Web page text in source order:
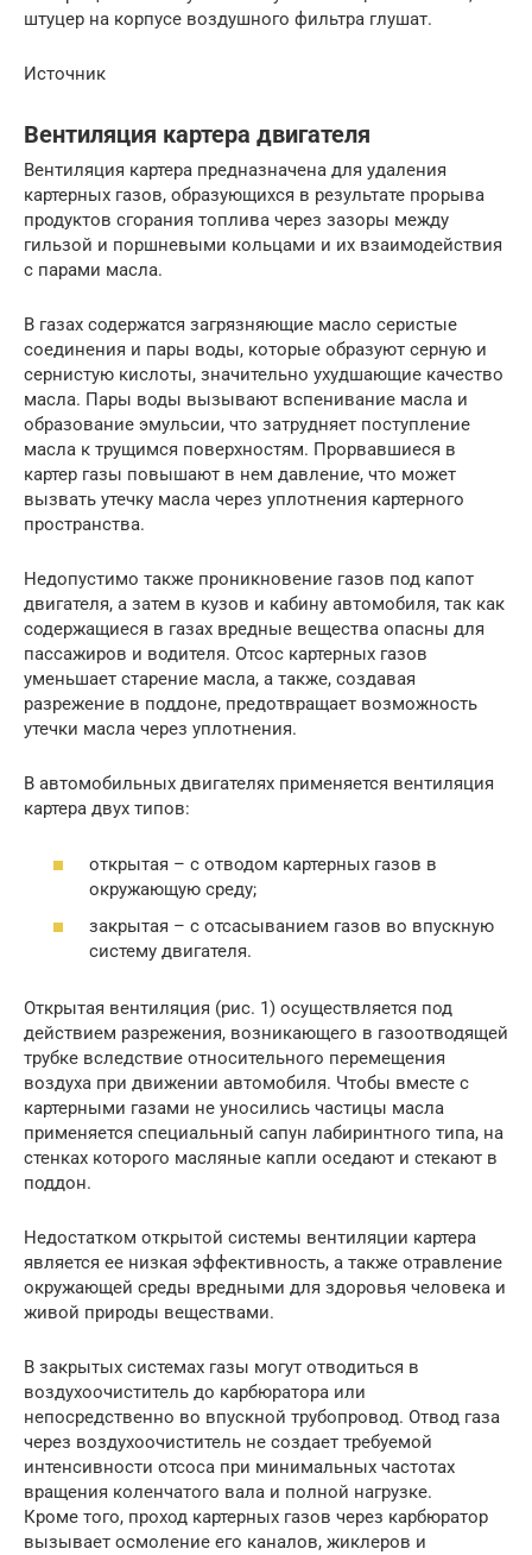
штуцер на корпусе воздушного фильтра глушат.
Источник
Вентиляция картера двигателя
Вентиляция картера предназначена для удаления
картерных газов, образующихся в результате прорыва
продуктов сгорания топлива через зазоры между
гильзой и поршневыми кольцами и их взаимодействия
с парами масла.
В газах содержатся загрязняющие масло серистые
соединения и пары воды, которые образуют серную и
сернистую кислоты, значительно ухудшающие качество
масла. Пары воды вызывают вспенивание масла и
образование эмульсии, что затрудняет поступление
масла к трущимся поверхностям. Прорвавшиеся в
картер газы повышают в нем давление, что может
вызвать утечку масла через уплотнения картерного
пространства.
Недопустимо также проникновение газов под капот
двигателя, а затем в кузов и кабину автомобиля, так как
содержащиеся в газах вредные вещества опасны для
пассажиров и водителя. Отсос картерных газов
уменьшает старение масла, а также, создавая
разрежение в поддоне, предотвращает возможность
утечки масла через уплотнения.
В автомобильных двигателях применяется вентиляция
картера двух типов:
открытая – с отводом картерных газов в
окружающую среду;
закрытая – с отсасыванием газов во впускную
систему двигателя.
Открытая вентиляция (рис. 1) осуществляется под
действием разрежения, возникающего в газоотводящей
трубке вследствие относительного перемещения
воздуха при движении автомобиля. Чтобы вместе с
картерными газами не уносились частицы масла
применяется специальный сапун лабиринтного типа, на
стенках которого масляные капли оседают и стекают в
поддон.
Недостатком открытой системы вентиляции картера
является ее низкая эффективность, а также отравление
окружающей среды вредными для здоровья человека и
живой природы веществами.
В закрытых системах газы могут отводиться в
воздухоочиститель до карбюратора или
непосредственно во впускной трубопровод. Отвод газа
через воздухоочиститель не создает требуемой
интенсивности отсоса при минимальных частотах
вращения коленчатого вала и полной нагрузке.
Кроме того, проход картерных газов через карбюратор
вызывает осмоление его каналов, жиклеров и